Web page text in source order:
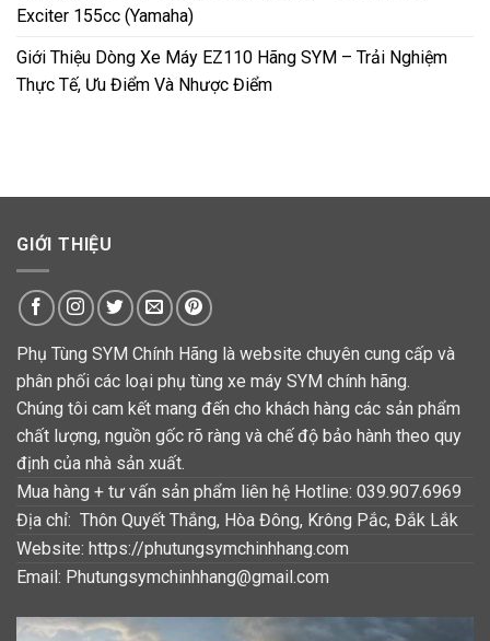
Exciter 155cc (Yamaha)
Giới Thiệu Dòng Xe Máy EZ110 Hãng SYM – Trải Nghiệm
Thực Tế, Ưu Điểm Và Nhược Điểm
GIỚI THIỆU
Phụ Tùng SYM Chính Hãng là website chuyên cung cấp và
phân phối các loại phụ tùng xe máy SYM chính hãng.
Chúng tôi cam kết mang đến cho khách hàng các sản phẩm
chất lượng, nguồn gốc rõ ràng và chế độ bảo hành theo quy
định của nhà sản xuất.
Mua hàng + tư vấn sản phẩm liên hệ Hotline: 039.907.6969
Địa chỉ: Thôn Quyết Thắng, Hòa Đông, Krông Pắc, Đắk Lắk
Website: https://phutungsymchinhhang.com
Email: Phutungsymchinhhang@gmail.com